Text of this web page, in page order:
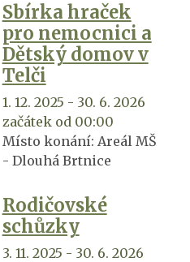
Sbírka hraček
pro nemocnici a
Dětský domov v
Telči
1. 12. 2025 - 30. 6. 2026
začátek od 00:00
Místo konání: Areál MŠ
- Dlouhá Brtnice
Rodičovské
schůzky
3. 11. 2025 - 30. 6. 2026